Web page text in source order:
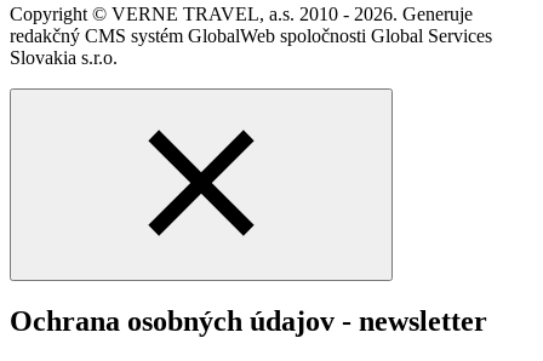
Copyright © VERNE TRAVEL, a.s. 2010 - 2026. Generuje
redakčný CMS systém GlobalWeb spoločnosti Global Services
Slovakia s.r.o.
Ochrana osobných údajov - newsletter